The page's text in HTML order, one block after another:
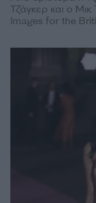
Τζάγκερ και ο
Images for the